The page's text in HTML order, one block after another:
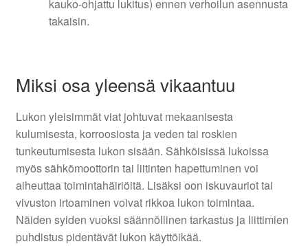
kauko-ohjattu lukitus) ennen verhoilun asennusta
takaisin.
Miksi osa yleensä vikaantuu
Lukon yleisimmät viat johtuvat mekaanisesta
kulumisesta, korroosiosta ja veden tai roskien
tunkeutumisesta lukon sisään. Sähköisissä lukoissa
myös sähkömoottorin tai liitinten hapettuminen voi
aiheuttaa toimintahäiriöitä. Lisäksi oon iskuvauriot tai
vivuston irtoaminen voivat rikkoa lukon toimintaa.
Näiden syiden vuoksi säännöllinen tarkastus ja liittimien
puhdistus pidentävät lukon käyttöikää.